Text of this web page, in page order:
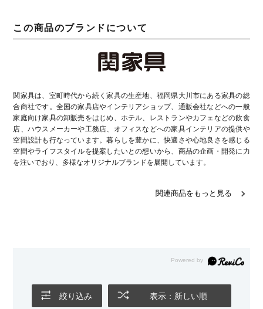
この商品のブランドについて
関家具は、室町時代から続く家具の生産地、福岡県大川市にある家具の総
合商社です。全国の家具店やインテリアショップ、通販会社などへの一般
家庭向け家具の卸販売をはじめ、ホテル、レストランやカフェなどの飲食
店、ハウスメーカーや工務店、オフィスなどへの家具インテリアの提供や
空間設計も行なっています。暮らしを豊かに、快適さや心地良さを感じる
空間やライフスタイルを提案したいとの想いから、商品の企画・開発に力
を注いでおり、多様なオリジナルブランドを展開しています。
関連商品をもっと見る
絞り込み 表示：新しい順